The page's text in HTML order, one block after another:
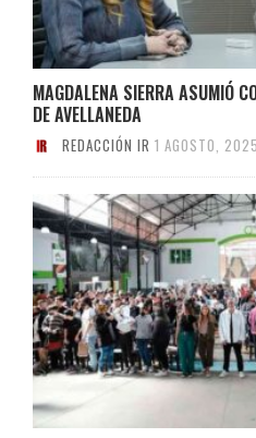
MAGDALENA SIERRA ASUMIÓ
DE AVELLANEDA
REDACCIÓN IR 1 AGOSTO, 2025